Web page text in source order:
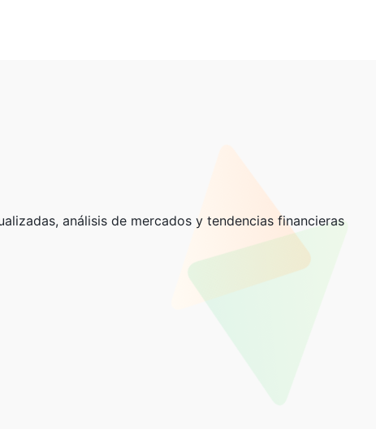
análisis de mercados y tendencias financieras